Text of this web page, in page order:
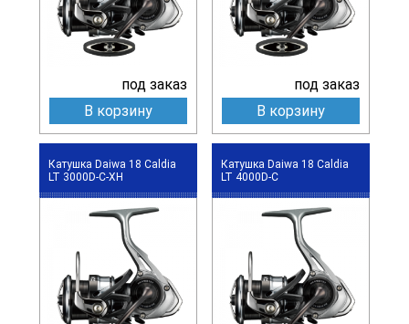
под заказ
В корзину
под заказ
В корзину
Катушка Daiwa 18 Caldia
LT 3000D-C-XH
Катушка Daiwa 18 Caldia
LT 4000D-C